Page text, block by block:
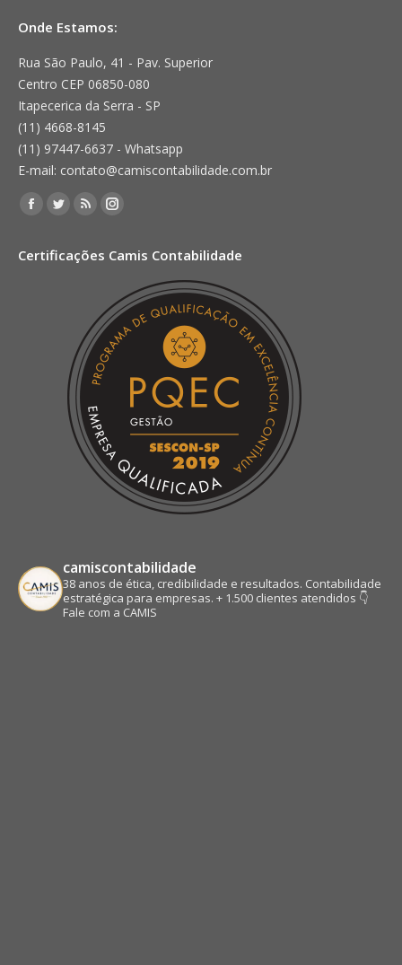
Onde Estamos:
Rua São Paulo, 41 - Pav. Superior
Centro CEP 06850-080
Itapecerica da Serra - SP
(11) 4668-8145
(11) 97447-6637 - Whatsapp
E-mail: contato@camiscontabilidade.com.br
Encontre-nos em:
Facebook
opens
Twitter
opens
window
Rss
opens
new
window
Instagram
opens
new
window
Certificações Camis Contabilidade
camiscontabilidade
38 anos de ética, credibilidade e resultados. Contabilidade
estratégica para empresas. + 1.500 clientes atendidos 👇
Fale com a CAMIS